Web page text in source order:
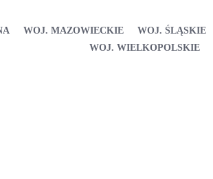
WOJ. MAZOWIECKIE WOJ. ŚLĄSKIE
WOJ. WIELKOPOLSKIE